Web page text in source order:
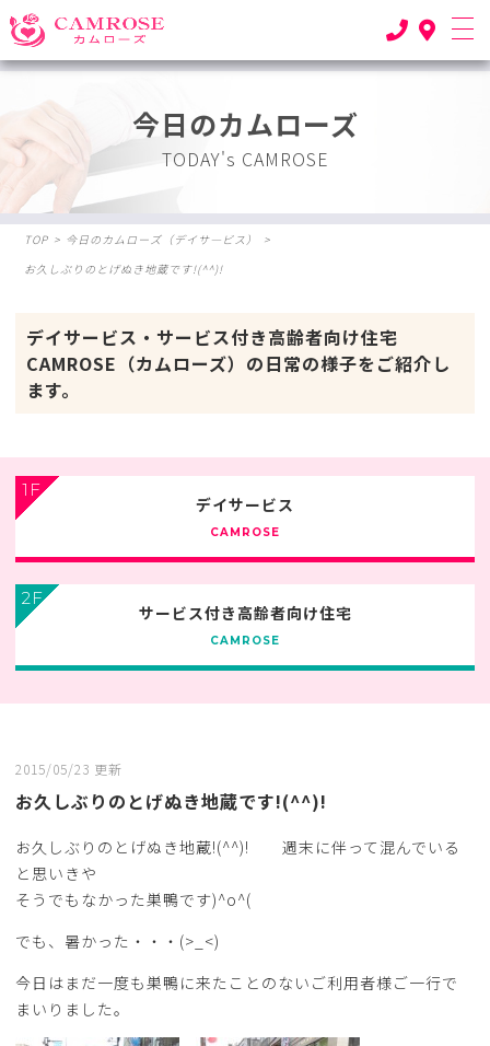
今日のカムローズ
TODAY's CAMROSE
TOP > 今日のカムローズ（デイサ―ビス）
>
お久しぶりのとげぬき地蔵です!(^^)!
デイサービス・サービス付き高齢者向け住宅
CAMROSE（カムローズ）の日常の様子をご紹介し
ます。
1F
デイサービス
CAMROSE
2F
サービス付き高齢者向け住宅
CAMROSE
2015/05/23 更新
お久しぶりのとげぬき地蔵です!(^^)!
お久しぶりのとげぬき地蔵!(^^)! 週末に伴って混んでいる
と思いきや
そうでもなかった巣鴨です)^o^(
でも、暑かった・・・(>_<)
今日はまだ一度も巣鴨に来たことのないご利用者様ご一行で
まいりました。